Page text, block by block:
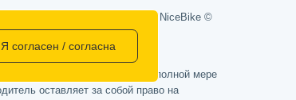
Официальный интернет-магазин NiceBike ©
2012 - 2026
кодекса РФ) и не может в полной мере
оставляет за собой право на
Я согласен / согласна